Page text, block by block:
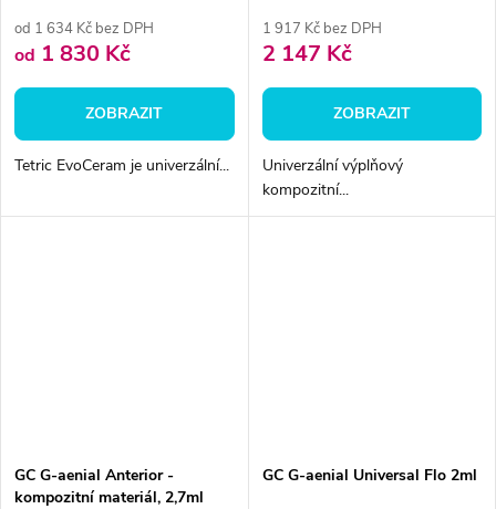
od 1 634 Kč bez DPH
od 1 830 Kč
ZOBRAZIT
Tetric EvoCeram je univerzální...
1 917 Kč bez DPH
2 147 Kč
ZOBRAZIT
Univerzální výplňový
kompozitní...
GC G-aenial Anterior -
kompozitní materiál, 2,7ml
GC G-aenial Universal Flo 2ml